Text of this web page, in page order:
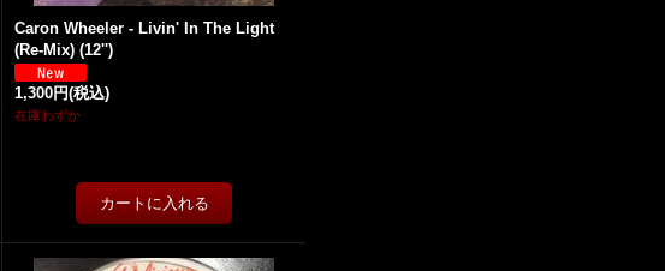
Caron Wheeler - Livin' In The Light
(Re-Mix) (12'')
1,300円(税込)
在庫わずか